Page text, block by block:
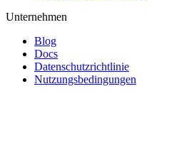
Unternehmen
Blog
Docs
Datenschutzrichtlinie
Nutzungsbedingungen